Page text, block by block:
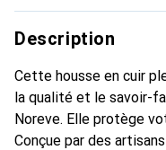
Description
Cette housse en cuir
la qualité et le savoir-
Noreve. Elle protège
Conçue par des